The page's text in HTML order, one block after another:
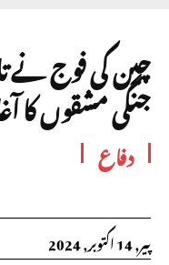
چین کی فوج نے
جنگی مشقوں کا
دفاع
پیر, 14 اکتوبر, 2024